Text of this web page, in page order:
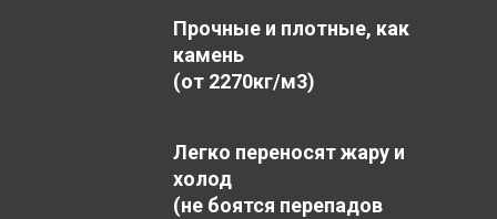
Прочные и плотные, как
камень
(от 2270кг/м3)
Легко переносят жару и
холод
(не боятся перепадов